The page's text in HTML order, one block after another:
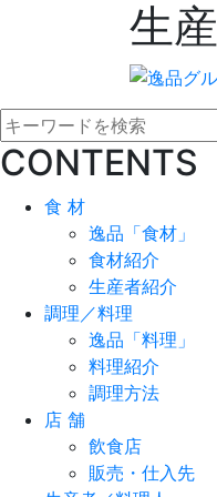
生
CONTENTS
食 材
逸品「食材」
食材紹介
生産者紹介
調理／料理
逸品「料理」
料理紹介
調理方法
店 舗
飲食店
販売・仕入先